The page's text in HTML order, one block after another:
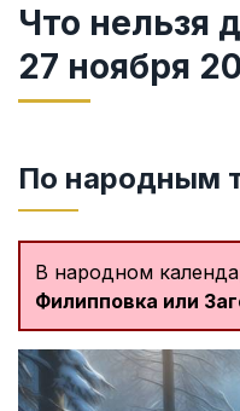
Что нельзя
27 ноября
По народным
В народном
Филипповка или